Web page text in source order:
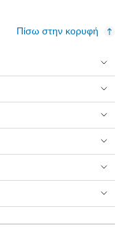
Πίσω στην κορυφή